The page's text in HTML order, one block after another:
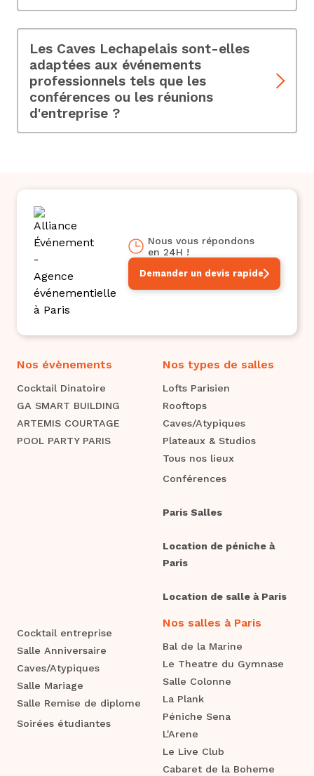
divertissement pour rendre votre événement
encore plus mémorable, telles comme des
musiciens, des DJ, des robots danseurs, etc.
Les Caves Lechapelais sont-elles
adaptées aux événements
professionnels tels que les
conférences ou les réunions
d'entreprise ?
Demander un devis rapide
Nous vous répondons
en 24H !
Nos évènements
Cocktail Dinatoire
GA SMART BUILDING
ARTEMIS COURTAGE
POOL PARTY PARIS
Nos types de salles
Lofts Parisien
Rooftops
Caves/Atypiques
Plateaux & Studios
Tous nos lieux
Conférences
Paris Salles
Location de péniche à
Paris
Location de salle à Paris
Cocktail entreprise
Salle Anniversaire
Caves/Atypiques
Salle Mariage
Salle Remise de diplome
Soirées étudiantes
Nos salles à Paris
Bal de la Marine
Le Theatre du Gymnase
Salle Colonne
La Plank
Péniche Sena
L'Arene
Le Live Club
Cabaret de la Boheme